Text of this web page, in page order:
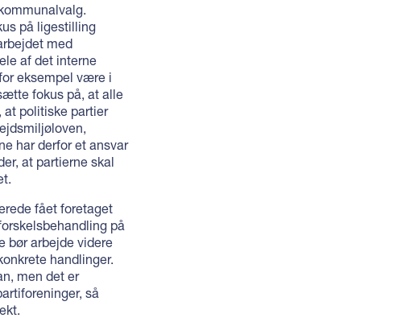
på ligestilling
med
af det interne
eksempel være i
fokus på, at alle
at politiske partier
har derfor et ansvar
at partierne skal
fået foretaget
på
bør arbejde videre
handlinger.
men det er
så